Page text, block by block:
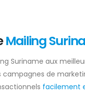
Mailing
Suriname aux
campagnes de
facilement